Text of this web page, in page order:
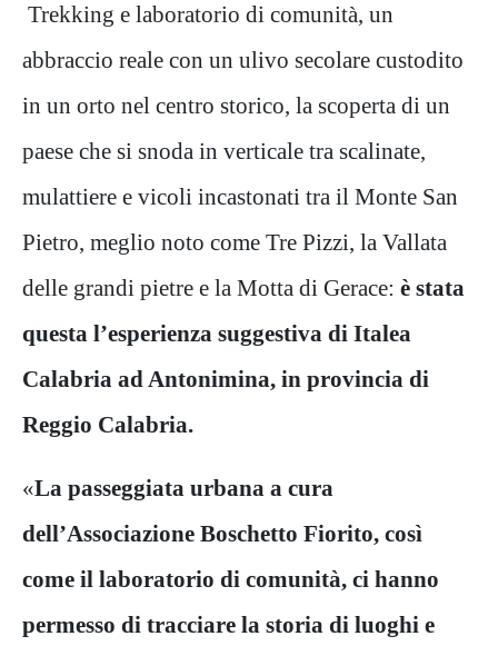
Trekking e laboratorio di comunità, un
abbraccio reale con un ulivo secolare custodito
in un orto nel centro storico, la scoperta di un
paese che si snoda in verticale tra scalinate,
mulattiere e vicoli incastonati tra il Monte San
Pietro, meglio noto come Tre Pizzi, la Vallata
delle grandi pietre e la Motta di Gerace: è stata
questa l’esperienza suggestiva di Italea
Calabria ad Antonimina, in provincia di
Reggio Calabria.
«La passeggiata urbana a cura
dell’Associazione Boschetto Fiorito, così
come il laboratorio di comunità, ci hanno
permesso di tracciare la storia di luoghi e